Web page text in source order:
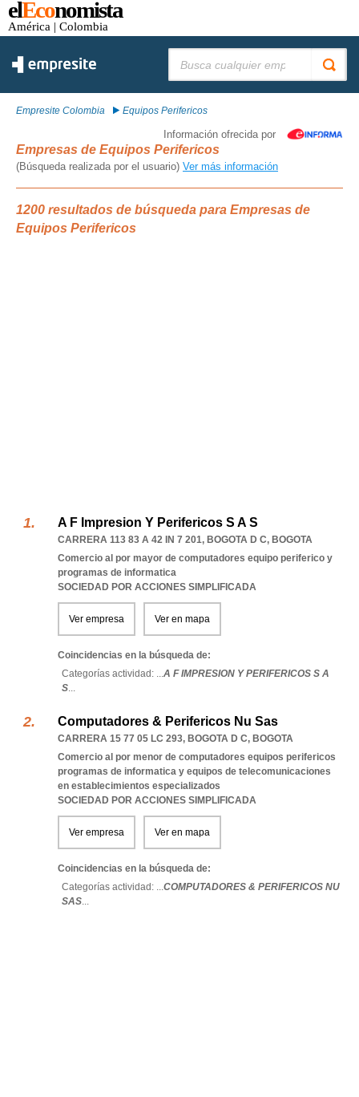
elEconomista
América | Colombia
Empresite Colombia Equipos Perifericos
Información ofrecida por
Empresas de Equipos Perifericos
(Búsqueda realizada por el usuario) Ver más información
1200 resultados de búsqueda para Empresas de
Equipos Perifericos
A F Impresion Y Perifericos S A S
CARRERA 113 83 A 42 IN 7 201, BOGOTA D C, BOGOTA
Comercio al por mayor de computadores equipo periferico y
programas de informatica
SOCIEDAD POR ACCIONES SIMPLIFICADA
Ver empresa Ver en mapa
Coincidencias en la búsqueda de:
Categorías actividad: ...A F IMPRESION Y PERIFERICOS S A
S...
Computadores & Perifericos Nu Sas
CARRERA 15 77 05 LC 293, BOGOTA D C, BOGOTA
Comercio al por menor de computadores equipos perifericos
programas de informatica y equipos de telecomunicaciones
en establecimientos especializados
SOCIEDAD POR ACCIONES SIMPLIFICADA
Ver empresa Ver en mapa
Coincidencias en la búsqueda de:
Categorías actividad: ...COMPUTADORES & PERIFERICOS NU
SAS...